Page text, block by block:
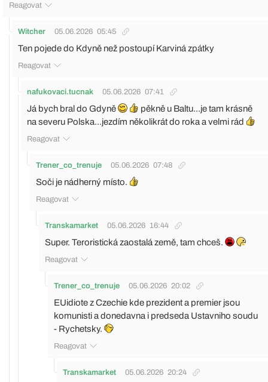
Reagovat
Witcher 05.06.2026 05:45
Ten pojede do Kdyně než postoupí Karviná zpátky
Reagovat
nafukovaci.tucnak 05.06.2026 07:41
Já bych bral do Gdyně
pěkně u Baltu...je tam krásně
na severu Polska...jezdím několikrát do roka a velmi rád
Reagovat
Trener_co_trenuje 05.06.2026 07:48
Soči je nádherný místo.
Reagovat
Transkamarket 05.06.2026 16:44
Super. Teroristická zaostalá země, tam chceš.
Reagovat
Trener_co_trenuje 05.06.2026 20:02
EUidiote z Czechie kde prezident a premier jsou
komunisti a donedavna i predseda Ustavniho soudu
- Rychetsky.
Reagovat
Transkamarket 05.06.2026 20:24